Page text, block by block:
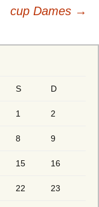
cup Dames →
S D
1 2
8 9
15 16
22 23